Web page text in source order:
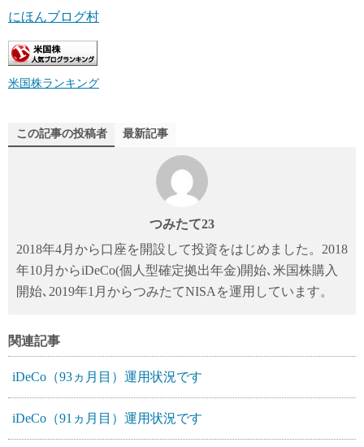
にほんブログ村
米国株ランキング
この記事の投稿者 最新記事
つみたて23
2018年4月から口座を開設して投資をはじめました。2018
年10月からiDeCo(個人型確定拠出年金)開始､米国株購入
開始､2019年1月からつみたてNISAを運用しています。
関連記事
iDeCo（93ヵ月目）運用状況です
iDeCo（91ヵ月目）運用状況です